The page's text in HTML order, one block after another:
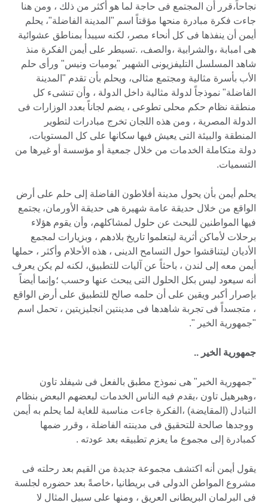
نجاحاً،قرر أن المجتمع فى حاجة لما هو أكثر من ذلك ، ومن هنا
جاءت فكرة مبادرة منحها مؤقتاً اسم "المدينة الفاضلة"، يحلم
أيمن أن ينفذها فى كل أنحاء مصر، لكنه سيبدأ بمناطق عشوائية
هى امبابة ،والشرابية ،والصف، .تسيطر على أيمن الفكرة منذ
شاهد المسلسل التليفزيونى الشهير "يوميات ونيس" ورأى حلم
الأب بأسرة مثالية ومجتمع مثالى، ويحلم بأن تقدم "المدينة
الفاضلة" نموذجاً لدولة مثالية داخل الدولة ، وأن تنشىء كل
منطقة نظام حكم محلى تطوعى ، يضم لجاناً بعدد الوزارات فى
الدولة المصرية ، ومن هذه اللجان تخرج مبادرات لتطوير
المنطقة والبيئة التى يعيش فيها سكانها على كل المستويات،
دولة متكاملة الخدمات من خلال جمعية أو مؤسسة أو غيرها من
التسميات.
يحلم أيمن بأن يحول مدينة أفلاطون الفاضلة إلى حلم على أرض
الواقع من خلال حديقة عامة شهيرة هى حديقة الأورمان، يجتمع
فيها المواطنين للبحث عن حلول لمشاكلهم، وأن يقوم هؤلاء
برحلات لأماكن أثرية ليتعلموا تاريخ بلادهم ، وبزيارات لمجمع
الأديان ليتناقشوا حول التسامح الدينى ، هذه الأحلام وأكثر ، حملها
أيمن معه إلى لندن ، باحثاً عن آليات للتطبيق، لكنه لم يكن يعرف
أنه سيعود ليس بكل الحلول التى يبحث عنها وحسب ؛وإنما أيضاً
بإصرار أكبر ويقين على أن حلمه صالح للتطبيق على أرض الواقع
، متجسداً فى تجربة شاهدها فى مدينتين انجليزيتين ، تحمل اسم
"جمهورية الخير ".
جمهورية الخير ..
"جمهورية الخير" هى نموذج مطبق بالفعل فى شيفلد تاون
،وهيرهيل تاون ،يقدم فيه الناس الخدمات لبعضهم البعض بنظام
التبادل (المقايضة) ،الفكرة جاءت مناسبة للغاية لما يحلم به أيمن
ووجدها صالحة للتحقيق فى مدينته الفاضلة ، وقرر ضمها
كمبادرة إلى مجموع ما يعزم تطبيقه بعد عودته .
يقول أيمن أنه اكتشف مجموعة جديدة من القيم بعد رحلته فى
مشروع المواطن الدولى فى بريطانيا ،خاصةً بعد حضوره لجلسة
فى البرلمان البريطانى العريق ، ومنها على سبيل المثال لا